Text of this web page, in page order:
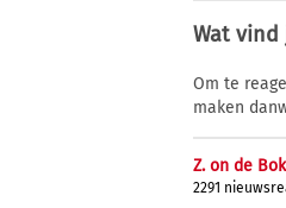
Wat vind
Om te
maken
Z. on de Bok
2291